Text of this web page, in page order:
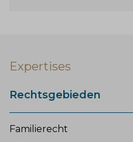
Expertises
Rechtsgebieden
Familierecht